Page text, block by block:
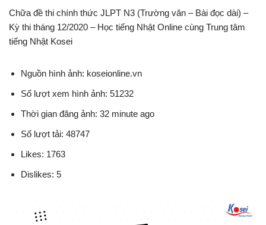
Chữa đề thi chính thức JLPT N3 (Trường văn – Bài đọc dài) –
Kỳ thi tháng 12/2020 – Học tiếng Nhật Online cùng Trung tâm
tiếng Nhật Kosei
Nguồn hình ảnh: koseionline.vn
Số lượt xem hình ảnh: 51232
Thời gian đăng ảnh: 32 minute ago
Số lượt tải: 48747
Likes: 1763
Dislikes: 5